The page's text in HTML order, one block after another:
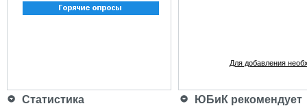
Для добавления
Статистика ЮБиК рекомендует